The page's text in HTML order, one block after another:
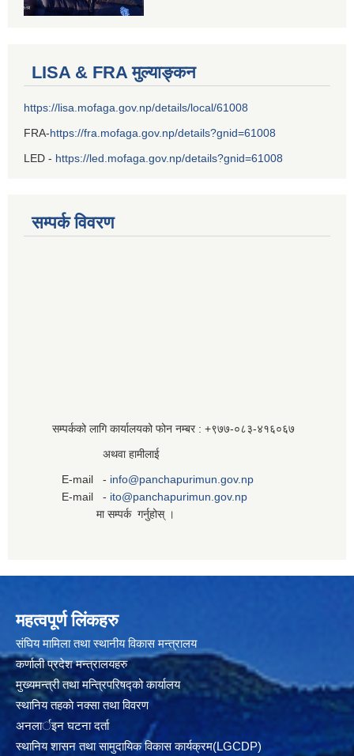
LISA & FRA मुल्याङ्कन
https://lisa.mofaga.gov.np/details/local/61008
FRA-https://fra.mofaga.gov.np/details?gnid=61008
LED - https://led.mofaga.gov.np/details?gnid=61008
सम्पर्क विवरण
सम्पर्कको लागि कार्यालयको फोन नम्बर : +९७७-०८३‍-४१६०६७
अथवा हामीलाई
E-mail - info@panchapurimun.gov.np
E-mail - ito@panchapurimun.gov.np
मा सम्पर्क गर्नुहोस् ।
महत्वपूर्ण लिंकहरु
संघिय मामिला तथा स्थानीय विकास मन्त्रालय
कर्णाली प्रदेश मन्त्रालयहरु
मुख्यमन्त्री तथा मन्त्रिपरिषद्को कार्यालय
स्थानिय तहकाे नक्सा तथा विवरण
अनलार्इन घटना दर्ता
स्थानिय शासन तथा सामुदायिक विकास कार्यक्रम(LGCDP)